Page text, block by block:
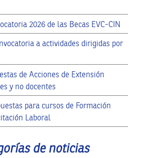
2026 de las Becas EVC-CIN
a actividades dirigidas por
de Acciones de Extensión
y no docentes
para cursos de Formación
Laboral
de noticias